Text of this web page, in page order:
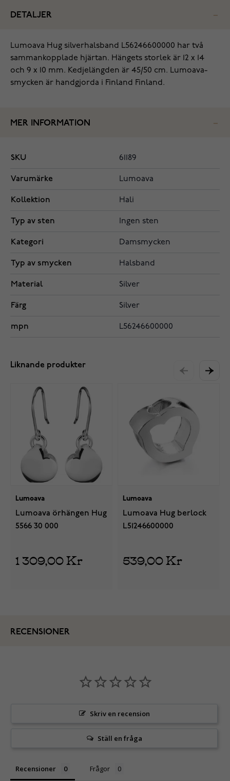
DETALJER
Lumoava Hug silverhalsband L56246600000 har två
sammankopplade hjärtan. Hängets storlek är 12 x 14
och 9 x 10 mm. Kedjelängden är 45/50 cm. Lumoava-
smycken är handgjorda i Finland Finland.
MER INFORMATION
SKU 61189
Varumärke Lumoava
Kollektion Hali
Typ av sten Ingen sten
Kategori Damsmycken
Typ av smycken Halsband
Material Silver
Färg Silver
mpn L56246600000
Liknande produkter
Lumoava
Lumoava örhängen Hug
5566 30 000
1 309,00 Kr
Lumoava
Lumoava Hug berlock
L51246600000
539,00 Kr
RECENSIONER
Skriv en recension
Ställ en fråga
Recensioner Frågor